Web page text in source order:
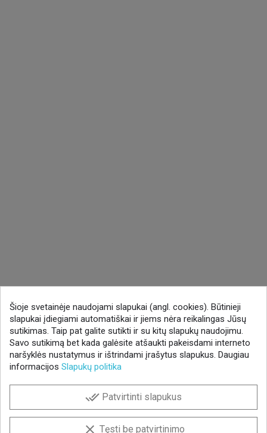
Šioje svetainėje naudojami slapukai (angl. cookies). Būtinieji
slapukai įdiegiami automatiškai ir jiems nėra reikalingas Jūsų
sutikimas. Taip pat galite sutikti ir su kitų slapukų naudojimu.
Savo sutikimą bet kada galėsite atšaukti pakeisdami interneto
naršyklės nustatymus ir ištrindami įrašytus slapukus. Daugiau
informacijos Slapukų politika
done_all Patvirtinti slapukus
clear Tęsti be patvirtinimo